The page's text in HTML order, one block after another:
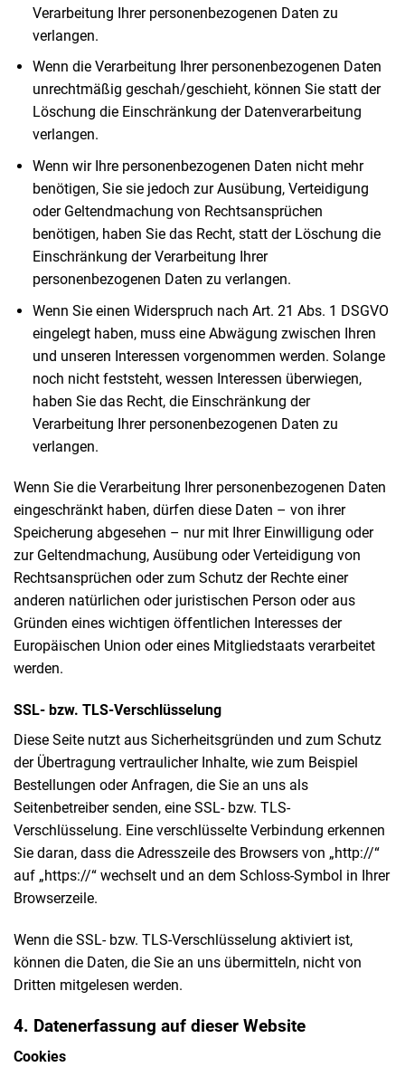
Verarbeitung Ihrer personenbezogenen Daten zu
verlangen.
Wenn die Verarbeitung Ihrer personenbezogenen Daten
unrechtmäßig geschah/geschieht, können Sie statt der
Löschung die Einschränkung der Datenverarbeitung
verlangen.
Wenn wir Ihre personenbezogenen Daten nicht mehr
benötigen, Sie sie jedoch zur Ausübung, Verteidigung
oder Geltendmachung von Rechtsansprüchen
benötigen, haben Sie das Recht, statt der Löschung die
Einschränkung der Verarbeitung Ihrer
personenbezogenen Daten zu verlangen.
Wenn Sie einen Widerspruch nach Art. 21 Abs. 1 DSGVO
eingelegt haben, muss eine Abwägung zwischen Ihren
und unseren Interessen vorgenommen werden. Solange
noch nicht feststeht, wessen Interessen überwiegen,
haben Sie das Recht, die Einschränkung der
Verarbeitung Ihrer personenbezogenen Daten zu
verlangen.
Wenn Sie die Verarbeitung Ihrer personenbezogenen Daten
eingeschränkt haben, dürfen diese Daten – von ihrer
Speicherung abgesehen – nur mit Ihrer Einwilligung oder
zur Geltendmachung, Ausübung oder Verteidigung von
Rechtsansprüchen oder zum Schutz der Rechte einer
anderen natürlichen oder juristischen Person oder aus
Gründen eines wichtigen öffentlichen Interesses der
Europäischen Union oder eines Mitgliedstaats verarbeitet
werden.
SSL- bzw. TLS-Verschlüsselung
Diese Seite nutzt aus Sicherheitsgründen und zum Schutz
der Übertragung vertraulicher Inhalte, wie zum Beispiel
Bestellungen oder Anfragen, die Sie an uns als
Seitenbetreiber senden, eine SSL- bzw. TLS-
Verschlüsselung. Eine verschlüsselte Verbindung erkennen
Sie daran, dass die Adresszeile des Browsers von „http://“
auf „https://“ wechselt und an dem Schloss-Symbol in Ihrer
Browserzeile.
Wenn die SSL- bzw. TLS-Verschlüsselung aktiviert ist,
können die Daten, die Sie an uns übermitteln, nicht von
Dritten mitgelesen werden.
4. Datenerfassung auf dieser Website
Cookies